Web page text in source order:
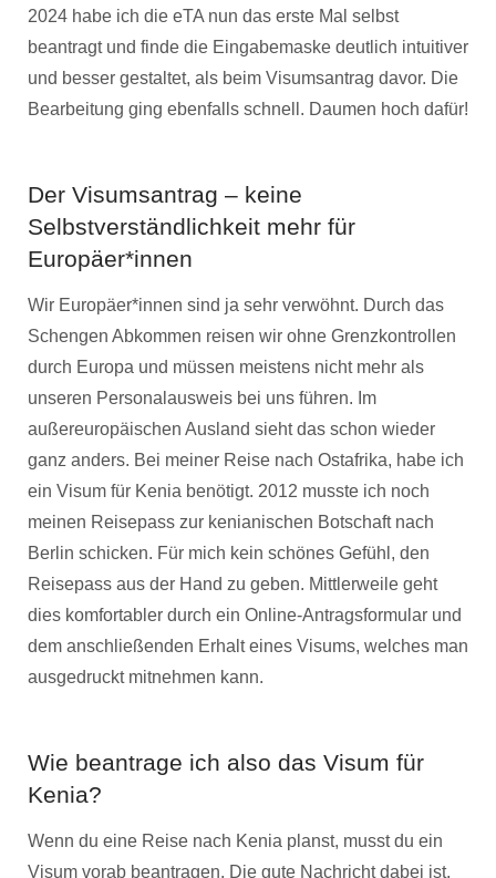
2024 habe ich die eTA nun das erste Mal selbst
beantragt und finde die Eingabemaske deutlich intuitiver
und besser gestaltet, als beim Visumsantrag davor. Die
Bearbeitung ging ebenfalls schnell. Daumen hoch dafür!
Der Visumsantrag – keine
Selbstverständlichkeit mehr für
Europäer*innen
Wir Europäer*innen sind ja sehr verwöhnt. Durch das
Schengen Abkommen reisen wir ohne Grenzkontrollen
durch Europa und müssen meistens nicht mehr als
unseren Personalausweis bei uns führen. Im
außereuropäischen Ausland sieht das schon wieder
ganz anders. Bei meiner Reise nach Ostafrika, habe ich
ein Visum für Kenia benötigt. 2012 musste ich noch
meinen Reisepass zur kenianischen Botschaft nach
Berlin schicken. Für mich kein schönes Gefühl, den
Reisepass aus der Hand zu geben. Mittlerweile geht
dies komfortabler durch ein Online-Antragsformular und
dem anschließenden Erhalt eines Visums, welches man
ausgedruckt mitnehmen kann.
Wie beantrage ich also das Visum für
Kenia?
Wenn du eine Reise nach Kenia planst, musst du ein
Visum vorab beantragen. Die gute Nachricht dabei ist,